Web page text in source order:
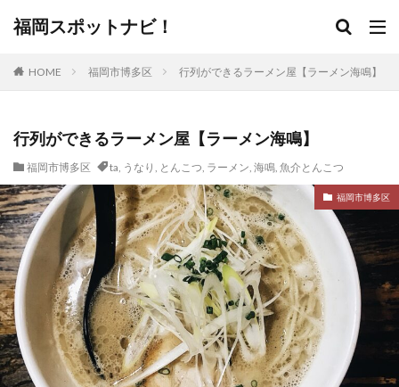
福岡スポットナビ！
HOME 福岡市博多区 行列ができるラーメン屋【ラーメン海鳴】
行列ができるラーメン屋【ラーメン海鳴】
福岡市博多区 ta, うなり , とんこつ, ラーメン, 海鳴, 魚介とんこつ
福岡市博多区